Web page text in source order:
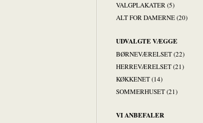
VALGPLAKATER (5)
ALT FOR DAMERNE (20)
UDVALGTE VÆGGE
BØRNEVÆRELSET (22)
HERREVÆRELSET (21)
KØKKENET (14)
SOMMERHUSET (21)
VI ANBEFALER